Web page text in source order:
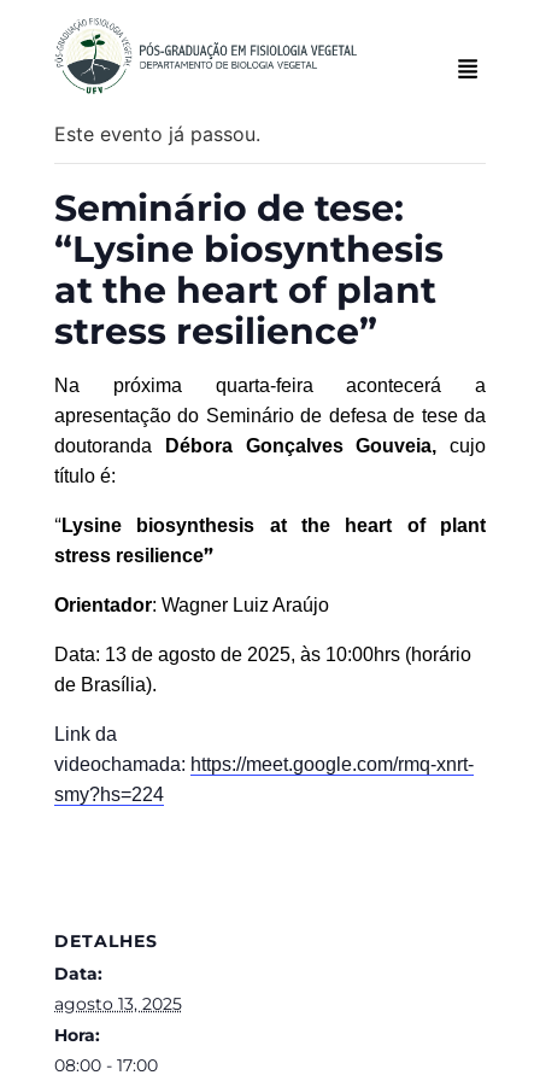
Este evento já passou.
Seminário de tese:
“Lysine biosynthesis
at the heart of plant
stress resilience”
Napróxima quarta-feira acontecerá a
apresentação do Seminário de defesa de tese da
doutoranda Débora Gonçalves Gouveia,cujo
título é:
“Lysine biosynthesis at the heart of plant
stress resilience”
Orientador: Wagner Luiz Araújo
Data: 13 de agostode 2025, às 10:00hrs (horário
de Brasília).
Link da
videochamada: https://meet.google.com/rmq-xnrt-
smy?hs=224
DETALHES
Data:
agosto 13, 2025
Hora:
08:00 - 17:00